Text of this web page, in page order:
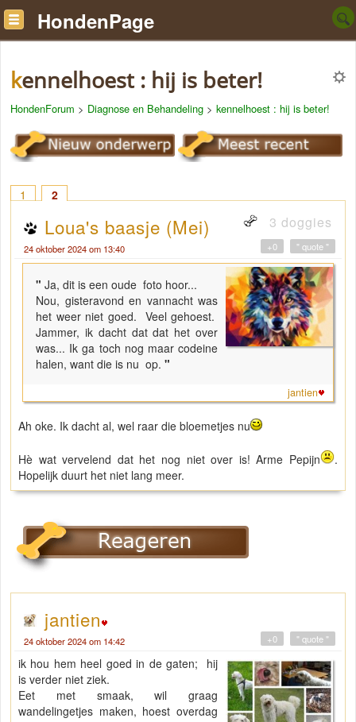
HondenPage
kennelhoest : hij is beter!
HondenForum > Diagnose en Behandeling > kennelhoest : hij is beter!
1 2
Loua's baasje (Mei) 3 doggies
24 oktober 2024 om 13:40 " quote "
+0
" Ja, dit is een oude foto hoor...
Nou, gisteravond en vannacht was
het weer niet goed. Veel gehoest.
Jammer, ik dacht dat dat het over
was... Ik ga toch nog maar codeine
halen, want die is nu op. "
jantien
Ah oke. Ik dacht al, wel raar die bloemetjes nu
Hè wat vervelend dat het nog niet over is! Arme Pepijn
.
Hopelijk duurt het niet lang meer.
jantien
24 oktober 2024 om 14:42 " quote "
+0
ik hou hem heel goed in de gaten; hij
is verder niet ziek.
Eet met smaak, wil graag
wandelingetjes maken, hoest overdag